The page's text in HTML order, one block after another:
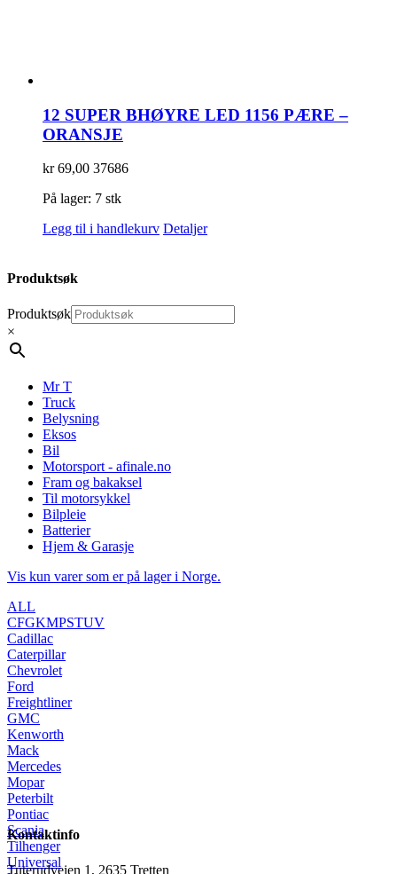
12 SUPER BHØYRE LED 1156 PÆRE –
ORANSJE
kr69,00 37686
På lager: 7 stk
Legg til i handlekurv Detaljer
Produktsøk
Produktsøk
×
Mr T
Truck
Belysning
Eksos
Bil
Motorsport - afinale.no
Fram og bakaksel
Til motorsykkel
Bilpleie
Batterier
Hjem & Garasje
Vis kun varer som er på lager i Norge.
ALL
CFGKMPSTUV
Cadillac
Caterpillar
Chevrolet
Ford
Freightliner
GMC
Kenworth
Mack
Mercedes
Mopar
Peterbilt
Pontiac
Scania
Tilhenger
Universal
Kontaktinfo
Tuterudveien 1, 2635 Tretten